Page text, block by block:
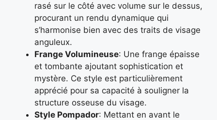
rasé sur le côté avec volume sur le dessus,
procurant un rendu dynamique qui
s’harmonise bien avec des traits de visage
anguleux.
Frange Volumineuse: Une frange épaisse
et tombante ajoutant sophistication et
mystère. Ce style est particulièrement
apprécié pour sa capacité à souligner la
structure osseuse du visage.
Style Pompador: Mettant en avant le